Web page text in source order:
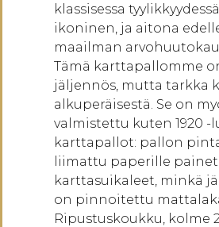
klassisessa
ikoninen, ja aitona
maailman
Tämä karttapallomme
jäljennös, mutta tarkka
alkuperäisestä. Se on
valmistettu kuten 1920 -
karttapallot: pallon
liimattu paperille
karttasuikaleet, minkä
on pinnoitettu
Ripustuskoukku, kolme